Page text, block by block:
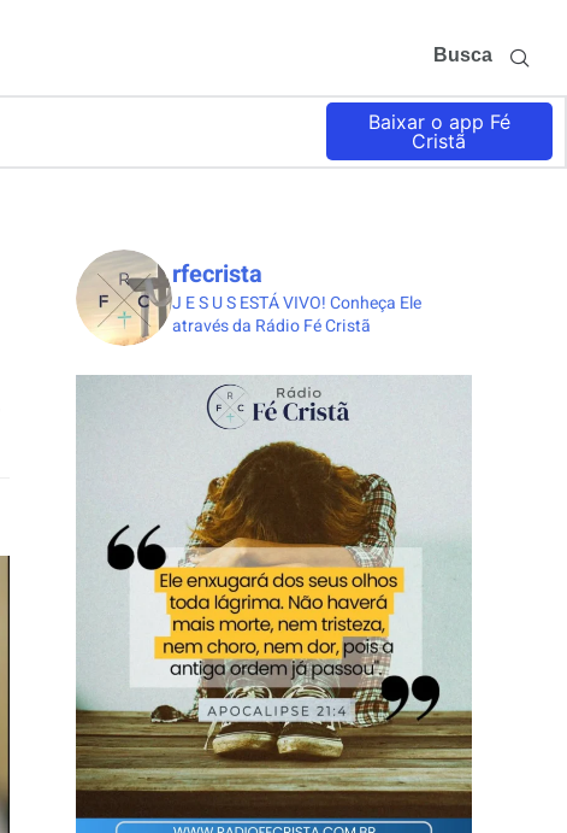
Busca
Baixar o app Fé
Cristã
rfecrista
J E S U S ESTÁ VIVO!Conheça Ele
através da Rádio Fé Cristã